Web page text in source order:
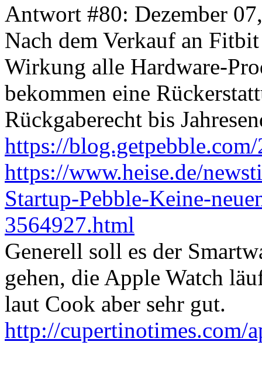
Antwort #80: Dezember
Nach dem Verkauf an
Wirkung alle Hardware-
bekommen eine
Rückgaberecht bis
https://
https://www.heise.de/
Startup-Pebble-Keine-
3564927.html
Generell soll es der
gehen, die Apple Watch
laut Cook aber sehr gut.
http://cupertinotimes.com/